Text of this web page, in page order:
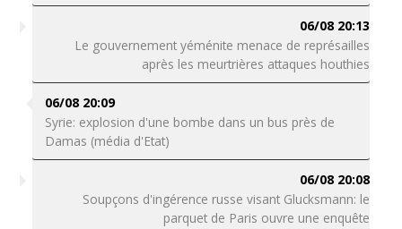
06/08 20:13
Le gouvernement yéménite menace de représailles
après les meurtrières attaques houthies
06/08 20:09
Syrie: explosion d'une bombe dans un bus près de
Damas (média d'Etat)
06/08 20:08
Soupçons d'ingérence russe visant Glucksmann: le
parquet de Paris ouvre une enquête